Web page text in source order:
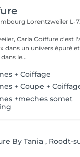
Lorentzweiler L-
Carla Coiffure c'est
dans un univers épuré
le...
+ Coiffage
+ Coupe +
+meches somet